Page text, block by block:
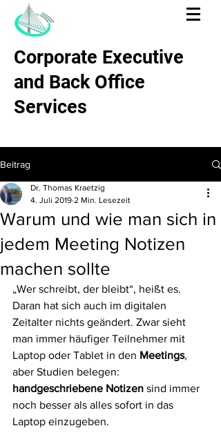
Corporate Executive
and Back Office
Services
Beitrag
Warum und wie man sich in
jedem Meeting Notizen
machen sollte
Dr. Thomas Kraetzig
4. Juli 2019 2 Min. Lesezeit
„Wer schreibt, der bleibt“, heißt es.
Daran hat sich auch im digitalen
Zeitalter nichts geändert. Zwar sieht
man immer häufiger Teilnehmer mit
Laptop oder Tablet in den Meetings,
aber Studien belegen:
handgeschriebene Notizen sind immer
noch besser als alles sofort in das
Laptop einzugeben.